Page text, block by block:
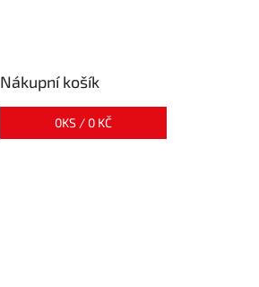
Nákupní košík
0KS / 0 KČ